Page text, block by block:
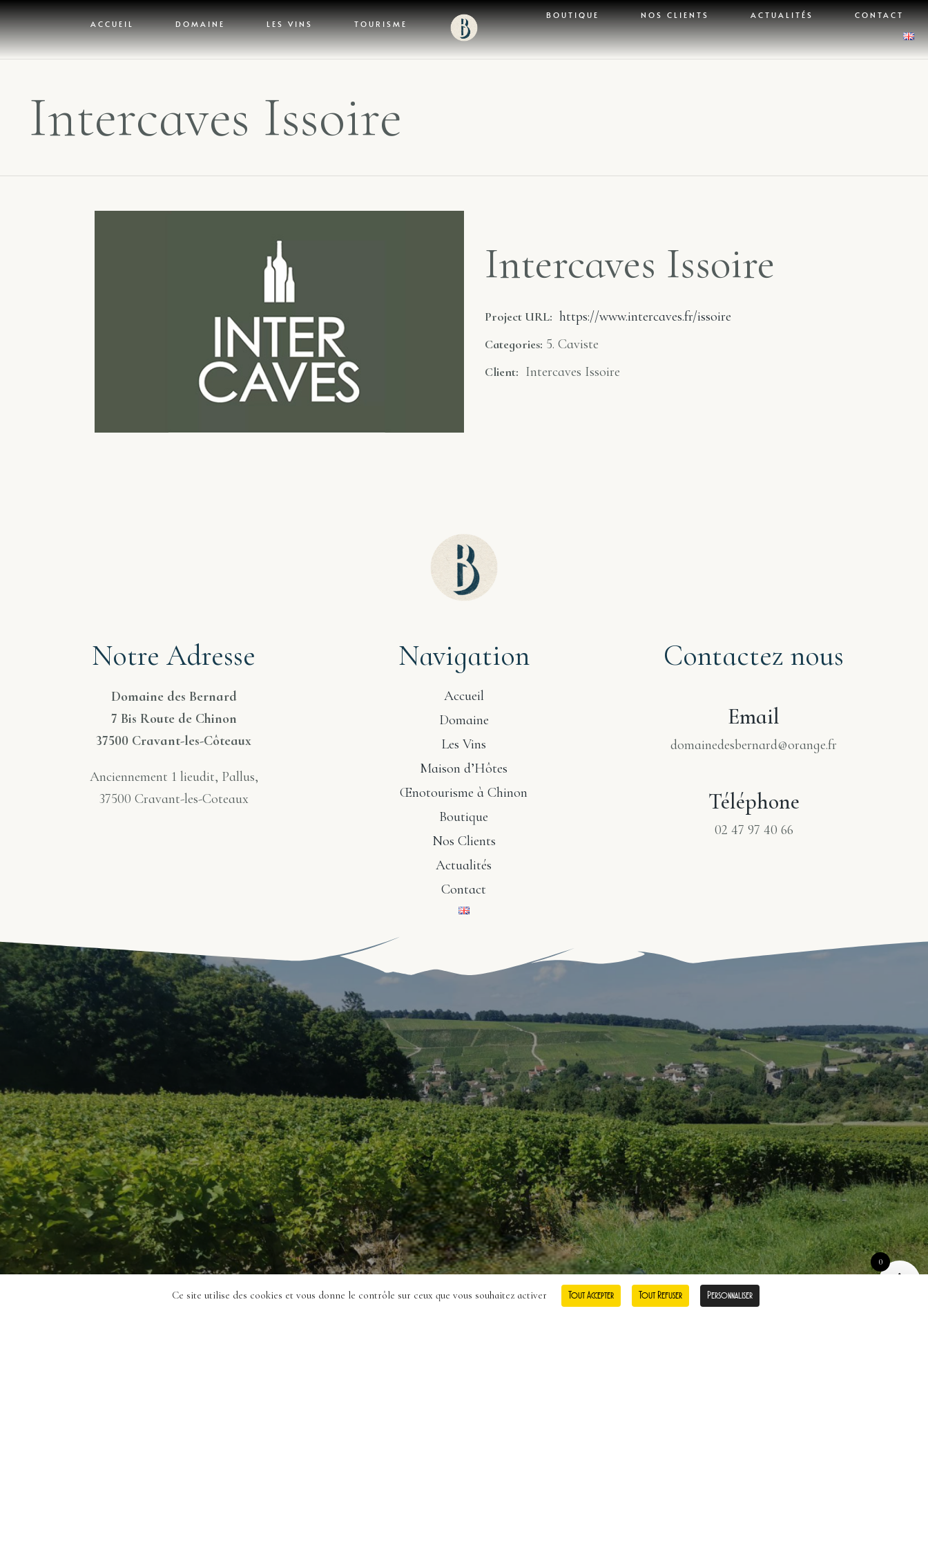
ACCUEIL DOMAINE LES VINS TOURISME
BOUTIQUE NOS CLIENTS ACTUALITÉS CONTACT
Intercaves Issoire
Intercaves Issoire
Project URL: https://www.intercaves.fr/issoire
Categories: 5. Caviste
Client: Intercaves Issoire
Notre Adresse
Domaine des Bernard
7 Bis Route de Chinon
37500 Cravant-les-Côteaux
Anciennement 1 lieudit, Pallus,
37500 Cravant-les-Coteaux
Navigation
Accueil
Domaine
Les Vins
Maison d’Hôtes
Œnotourisme à Chinon
Boutique
Nos Clients
Actualités
Contact
Contactez nous
Email
domainedesbernard@orange.fr
Téléphone
02 47 97 40 66
0
Panneau de gestion des cookies
Ce site utilise des cookies et vous donne le contrôle sur ceux que vous souhaitez activer Tout Accepter Tout Refuser Personnaliser